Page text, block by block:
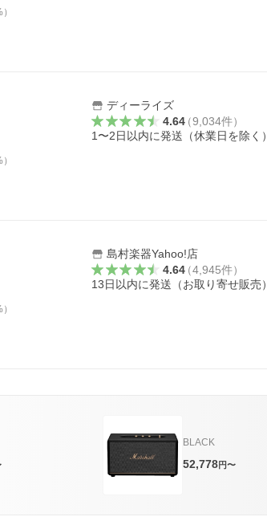
ディーライズ
4.64（9,034件）
1〜2日以内に発送（休業日を除く）
島村楽器Yahoo!店
4.64（4,945件）
13日以内に発送（お取り寄せ販売）
BLACK
52,778円〜